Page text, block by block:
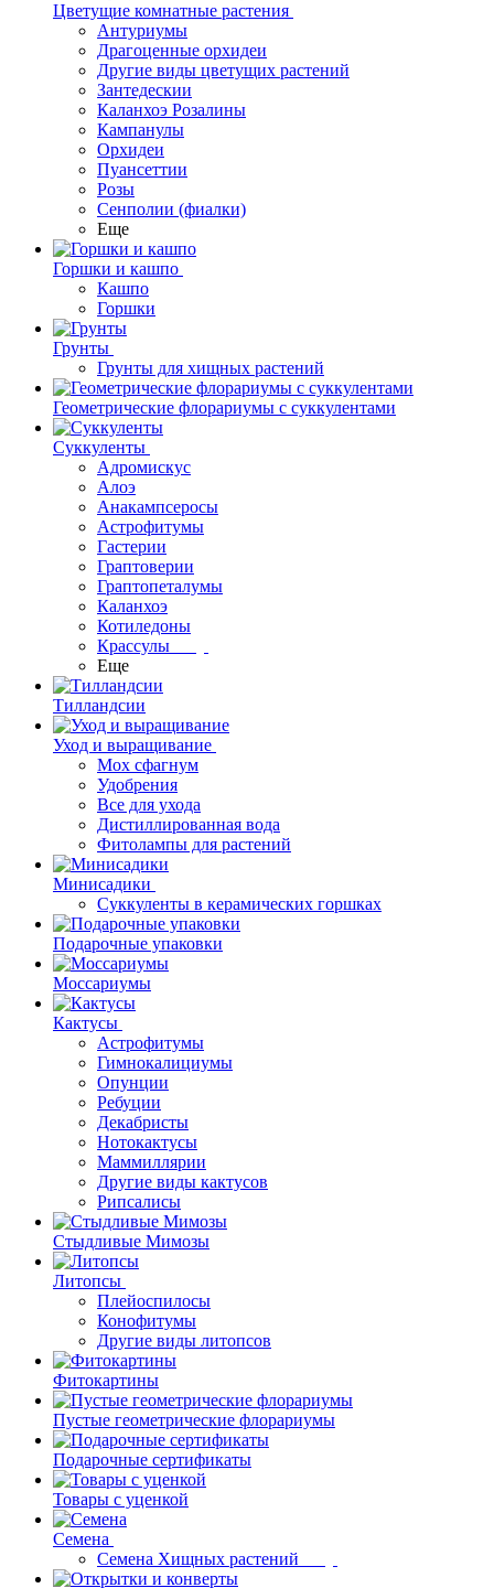
Цветущие комнатные растения
Антуриумы
Драгоценные орхидеи
Другие виды цветущих растений
Зантедескии
Каланхоэ Розалины
Кампанулы
Орхидеи
Пуансеттии
Розы
Сенполии (фиалки)
Еще
Горшки и кашпо
Кашпо
Горшки
Грунты
Грунты для хищных растений
Геометрические флорариумы с суккулентами
Суккуленты
Адромискус
Алоэ
Анакампсеросы
Астрофитумы
Гастерии
Граптоверии
Граптопеталумы
Каланхоэ
Котиледоны
Крассулы
Еще
Тилландсии
Уход и выращивание
Мох сфагнум
Удобрения
Все для ухода
Дистиллированная вода
Фитолампы для растений
Минисадики
Суккуленты в керамических горшках
Подарочные упаковки
Моссариумы
Кактусы
Астрофитумы
Гимнокалициумы
Опунции
Ребуции
Декабристы
Нотокактусы
Маммиллярии
Другие виды кактусов
Рипсалисы
Стыдливые Мимозы
Литопсы
Плейоспилосы
Конофитумы
Другие виды литопсов
Фитокартины
Пустые геометрические флорариумы
Подарочные сертификаты
Товары с уценкой
Семена
Семена Хищных растений